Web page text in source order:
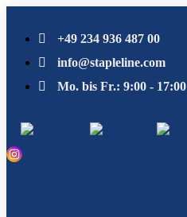
content
+49 234 936 487 00
info@stapleline.com
Mo. bis Fr.: 9:00 - 17:00